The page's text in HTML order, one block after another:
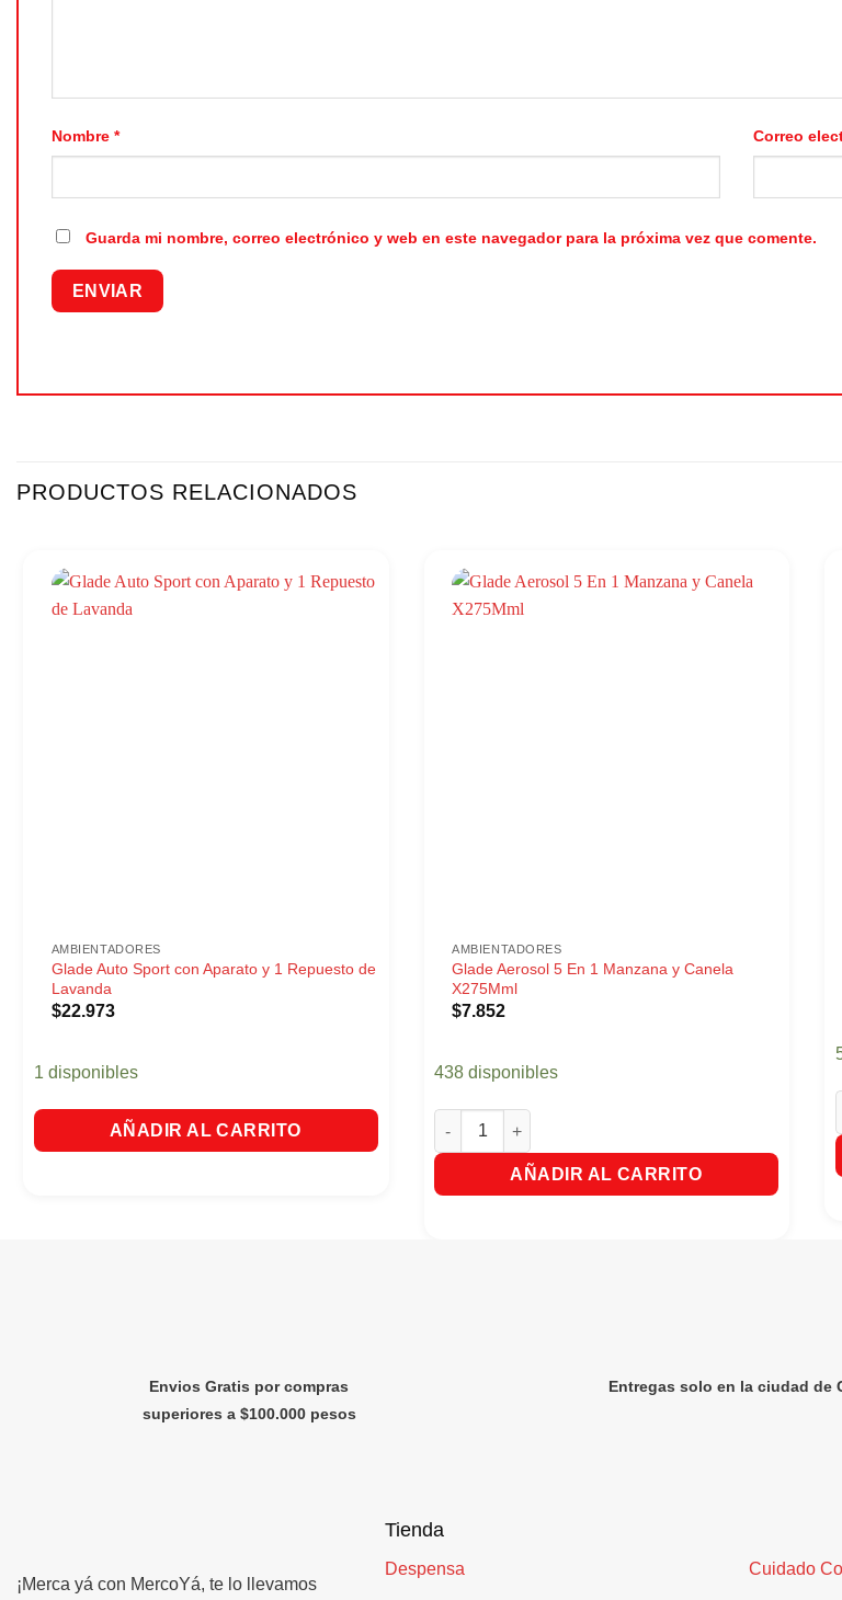
Nombre * Correo
Guarda mi nombre, correo electrónico y web en este navegador para la próxima vez que comente.
PRODUCTOS RELACIONADOS
AMBIENTADORES
Glade Auto Sport con Aparato y 1 Repuesto de
Lavanda
$22.973
1 disponibles
AÑADIR AL CARRITO
AMBIENTADORES
Glade Aerosol 5 En 1 Manzana y Canela
X275Mml
$7.852
438 disponibles
Glade Aerosol 5 En 1 Manzana y Canela X275Mml
AÑADIR AL CARRITO
Envios Gratis por compras
superiores a $100.000 pesos
Entregas solo en la ciudad de
¡Merca yá con MercoYá, te lo llevamos
Tienda
Despensa Cuidado